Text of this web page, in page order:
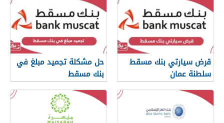
قرض سيارتي بنك مسقط
سلطنة عمان
حل مشكلة تجميد مبلغ في
بنك مسقط